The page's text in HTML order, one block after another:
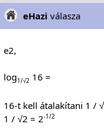
eHazi válasza
e2,
log1/√2 16 =
16-t kell átalakítani 1 /
1 / √2 = 2-1/2